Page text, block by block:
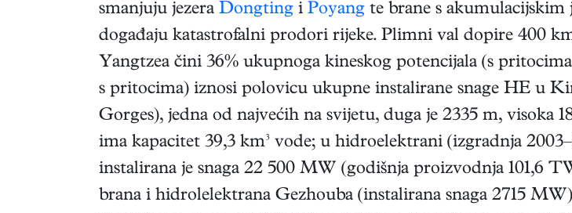
smanjuju jezera Dongting i Poyang te brane s
događaju katastrofalni prodori rijeke. Plimni val dopire 400
Yangtzea čini 36% ukupnoga kineskog potencijala (s
s pritocima) iznosi polovicu ukupne instalirane snage HE u
Gorges), jedna od najvećih na svijetu, duga je 2335 m, visoka
ima kapacitet 39,3 km³ vode; u hidroelektrani (izgradnja
instalirana je snaga 22 500 MW (godišnja proizvodnja 101,6
brana i hidrolelektrana Gezhouba (instalirana snaga 2715